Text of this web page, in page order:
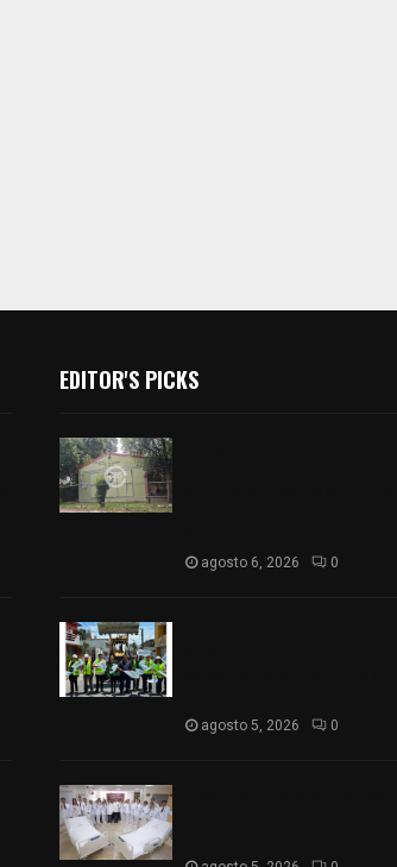
EDITOR'S PICKS
agosto 6, 2026 0
agosto 5, 2026 0